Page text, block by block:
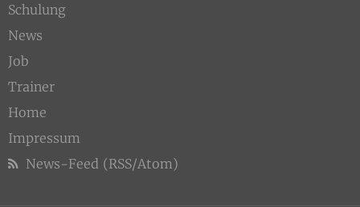
Schulung
News
Job
Trainer
Home
Impressum
News-Feed (RSS/Atom)